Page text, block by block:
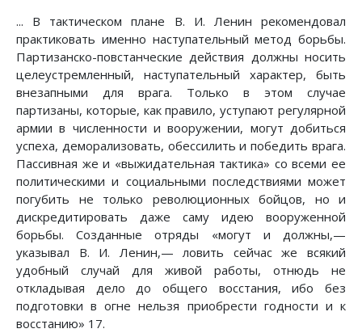
... В тактическом плане В. И. Ленин рекомендовал
практиковать именно наступательный метод борьбы.
Партизанско-повстанческие действия должны носить
целеустремленный, наступательный характер, быть
внезапными для врага. Только в этом случае
партизаны, которые, как правило, уступают регулярной
армии в численности и вооружении, могут добиться
успеха, деморализовать, обессилить и победить врага.
Пассивная же и «выжидательная тактика» со всеми ее
политическими и социальными последствиями может
погубить не только революционных бойцов, но и
дискредитировать даже саму идею вооруженной
борьбы. Созданные отряды «могут и должны,—
указывал В. И. Ленин,— ловить сейчас же всякий
удобный случай для живой работы, отнюдь не
откладывая дело до общего восстания, ибо без
подготовки в огне нельзя приобрести годности и к
восстанию» 17.